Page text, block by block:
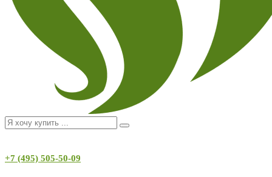
+7 (495) 505-50-09